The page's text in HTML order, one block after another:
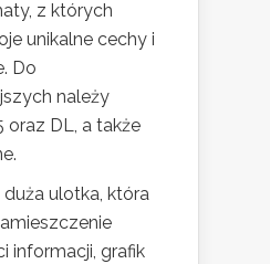
z których
unikalne cechy i
Do
należy
oraz DL, a także
ulotka, która
informacji, grafik